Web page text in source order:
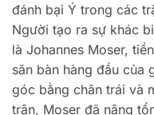
đánh bại Ý trong các
Người tạo ra sự khác
là Johannes Moser,
săn bàn hàng đầu của
góc bằng chân trái và
trận, Moser đã nâng